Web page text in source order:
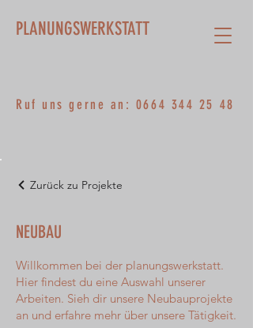
PLANUNGSWERKSTATT
Ruf uns gerne an: 0664 344 25 48
Zurück zu Projekte
NEUBAU
Willkommen bei der planungswerkstatt.
Hier findest du eine Auswahl unserer
Arbeiten. Sieh dir unsere Neubauprojekte
an und erfahre mehr über unsere Tätigkeit.